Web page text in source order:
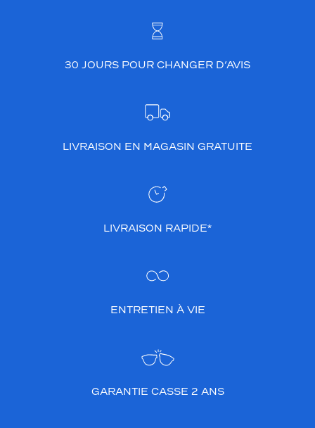
30 JOURS POUR CHANGER D’AVIS
LIVRAISON EN MAGASIN GRATUITE
LIVRAISON RAPIDE*
ENTRETIEN À VIE
GARANTIE CASSE 2 ANS